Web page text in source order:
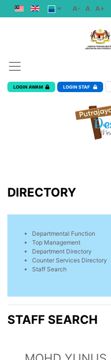
A- A A+
LOGIN AWAM LOGIN STAF
DIRECTORY
Departmental Function
Top Management
Department Directory
Counter Services Directory
Staff Search
STAFF SEARCH